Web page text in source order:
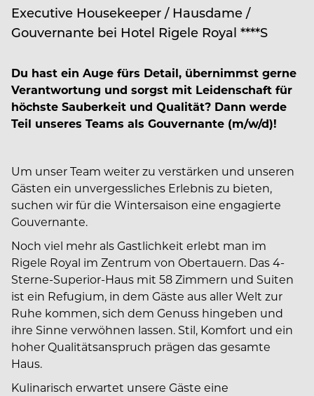
Executive Housekeeper / Hausdame /
Gouvernante bei Hotel Rigele Royal ****S
Du hast ein Auge fürs Detail, übernimmst gerne
Verantwortung und sorgst mit Leidenschaft für
höchste Sauberkeit und Qualität? Dann werde
Teil unseres Teams als Gouvernante (m/w/d)!
Um unser Team weiter zu verstärken und unseren
Gästen ein unvergessliches Erlebnis zu bieten,
suchen wir für die Wintersaison eine engagierte
Gouvernante.
Noch viel mehr als Gastlichkeit erlebt man im
Rigele Royal im Zentrum von Obertauern. Das 4-
Sterne-Superior-Haus mit 58 Zimmern und Suiten
ist ein Refugium, in dem Gäste aus aller Welt zur
Ruhe kommen, sich dem Genuss hingeben und
ihre Sinne verwöhnen lassen. Stil, Komfort und ein
hoher Qualitätsanspruch prägen das gesamte
Haus.
Kulinarisch erwartet unsere Gäste eine